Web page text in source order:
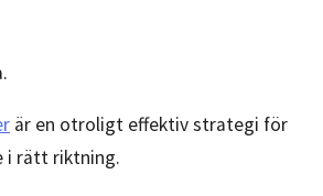
är en otroligt effektiv strategi för
i rätt riktning.